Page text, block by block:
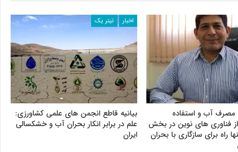
مصرف آب و استفاده
فناوری های نوین در بخش
راه برای سازگاری با بحران
اخبار تیتر یک
بیانیه قاطع انجمن های علمی کشاورزی:
علم در برابر انکار بحران آب و خشکسالی
ایران